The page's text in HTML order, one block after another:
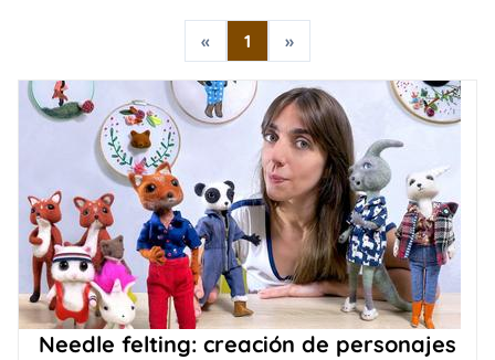
« 1 »
Needle felting: creación de personajes